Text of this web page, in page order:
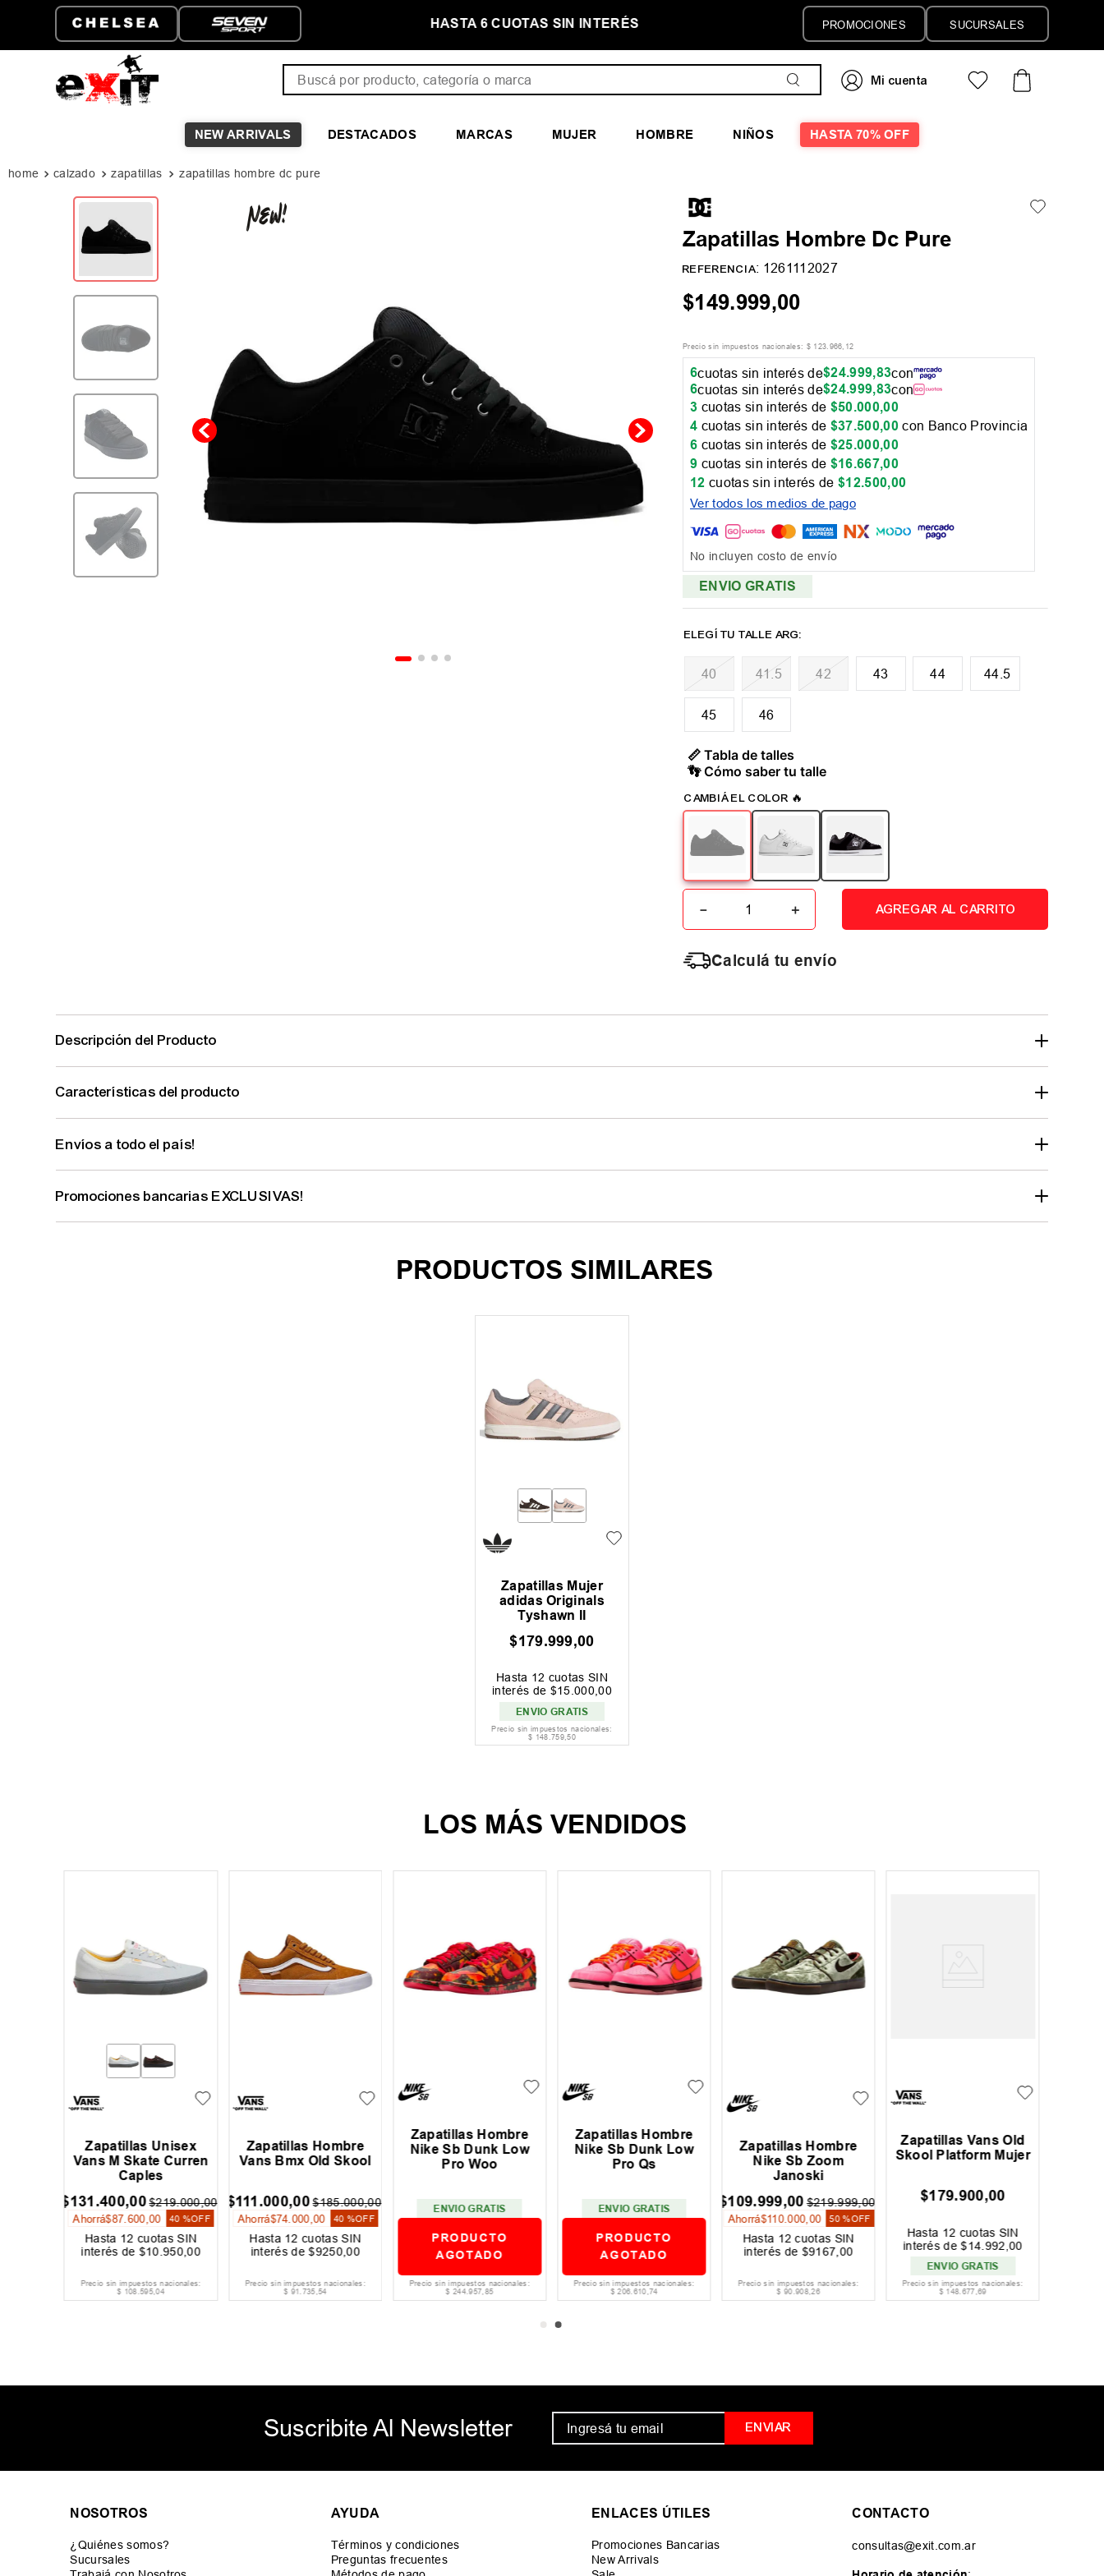
A PARTIR DE
HASTA 6 CUOTAS SIN INTERÉS PRIMER CAMBIO GRATIS PROMOCIONES SUCURSALES
NEW ARRIVALS DESTACADOS MARCAS MUJER HOMBRE NIÑOS HASTA 70% OFF
calzado zapatillas zapatillas hombre dc pure
Zapatillas Hombre Dc Pure
REFERENCIA: 1261112027
$149.999,00
Precio sin impuestos nacionales: $ 123.966, 12
6cuotas sin interés de$24.999,83con
6cuotas sin interés de$24.999,83con
3 cuotas sin interés de $50.000,00
4 cuotas sin interés de $37.500,00 con Banco Provincia
6 cuotas sin interés de $25.000,00
9 cuotas sin interés de $16.667,00
12 cuotas sin interés de$12.500,00
Ver todos los medios de pago
No incluyen costo de envío
ENVIO GRATIS
40 41.5 42 43 44 44.5
45 46
📏 Tabla de talles
👣 Cómo saber tu talle
＋
－ AGREGAR AL CARRITO
Calculá tu envío
Descripción del Producto
Características del producto
Envíos a todo el país!
Promociones bancarias EXCLUSIVAS!
PRODUCTOS SIMILARES
Zapatillas Mujer
adidas Originals
Tyshawn II
$179.999,00
Hasta 12 cuotas SIN
interés de $15 000 ,00
ENVIO GRATIS
Precio sin impuestos nacionales:
$ 148.759,50
LOS MÁS VENDIDOS
Zapatillas Unisex
Vans M Skate Curren
Caples
$131.400,00 $219.000,00
Ahorrá$87.600 ,00 40 %OFF
Hasta 12 cuotas SIN
interés de$10 .950 ,00
Precio sin impuestos nacionales:
$ 108.595,04
Zapatillas Hombre
Vans Bmx Old Skool
$111.000,00 $185.000,00
Ahorrá$74.000 ,00 40 %OFF
Hasta 12 cuotas SIN
interés de$9250 ,00
Precio sin impuestos nacionales:
$ 91.735,54
Zapatillas Hombre
Nike Sb Dunk Low
Pro Woo
ENVIO GRATIS
PRODUCTO
AGOTADO
Precio sin impuestos nacionales:
$ 244.957,85
Zapatillas Hombre
Nike Sb Dunk Low
Pro Qs
ENVIO GRATIS
PRODUCTO
AGOTADO
Precio sin impuestos nacionales:
$ 206.610,74
Zapatillas Hombre
Nike Sb Zoom
Janoski
$109.999,00 $219.999,00
Ahorrá$110.000,00 50 %OFF
Hasta 12 cuotas SIN
interés de$9167 00
Precio sin impuestos nacionales:
$ 90.908,26
Zapatillas Vans Old
Skool Platform Mujer
$179.900,00
Hasta 12 cuotas SIN
interés de$14 .992 ,00
ENVIO GRATIS
Precio sin impuestos nacionales:
$ 148.677,69
Suscribite Al Newsletter ENVIAR
NOSOTROS
¿Quiénes somos?
Sucursales
AYUDA
Términos y condiciones
Preguntas frecuentes
ENLACES ÚTILES
Promociones Bancarias
New Arrivals
CONTACTO
consultas@exit.com.ar